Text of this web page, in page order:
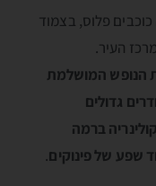
פלוס, בצמוד
העיר.
הנופש המושלמת
גדולים
ברמה
שפע של פינוקים.